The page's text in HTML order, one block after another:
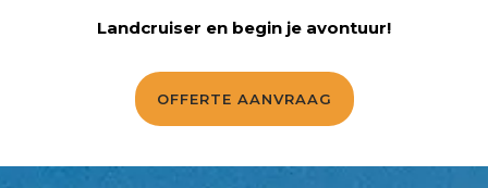
Landcruiser en begin je avontuur!
OFFERTE AANVRAAG